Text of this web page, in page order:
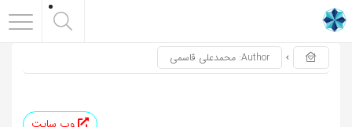
Author: محمدعلی قاسمی